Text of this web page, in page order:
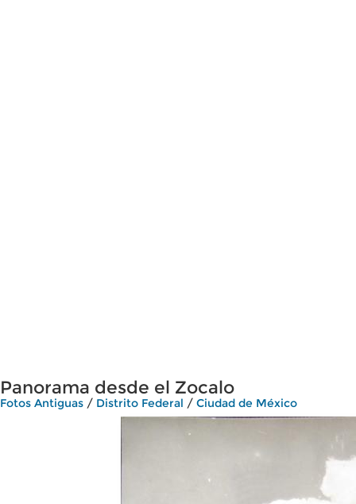
Panorama desde el Zocalo
Fotos Antiguas / Distrito Federal / Ciudad de México